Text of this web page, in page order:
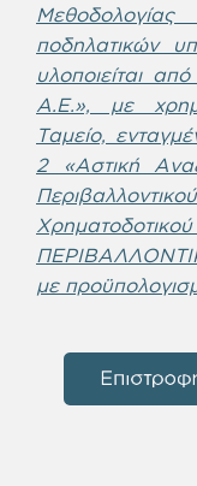
ποδηλατικών
υλοποιείται
Α.Ε.», με
Ταμείο,
2 «Αστική
με